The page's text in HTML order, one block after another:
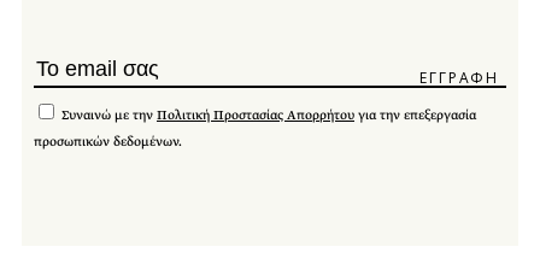
Συναινώ με την Πολιτική Προστασίας Απορρήτου για την επεξεργασία
προσωπικών δεδομένων.